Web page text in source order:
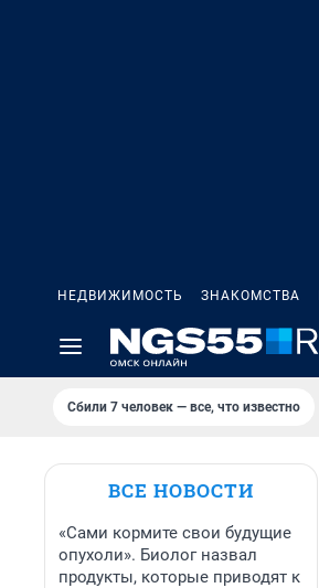
НЕДВИЖИМОСТЬ ЗНАКОМСТВА
Сбили 7 человек — все, что известно
ВСЕ НОВОСТИ
«Сами кормите свои будущие
опухоли». Биолог назвал
продукты, которые приводят к